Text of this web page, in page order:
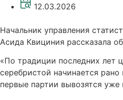
12.03.2026
Начальник управления
Асида Квициния рассказала
«По традиции последних лет
серебристой начинается
первые партии вывозятся уже